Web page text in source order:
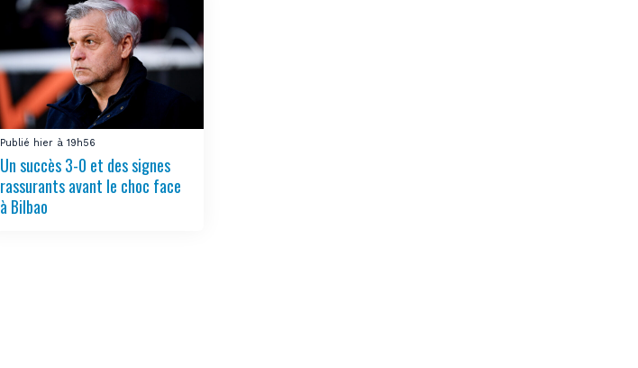
Publié hier à 19h56
Un succès 3-0 et des signes
rassurants avant le choc face
à Bilbao